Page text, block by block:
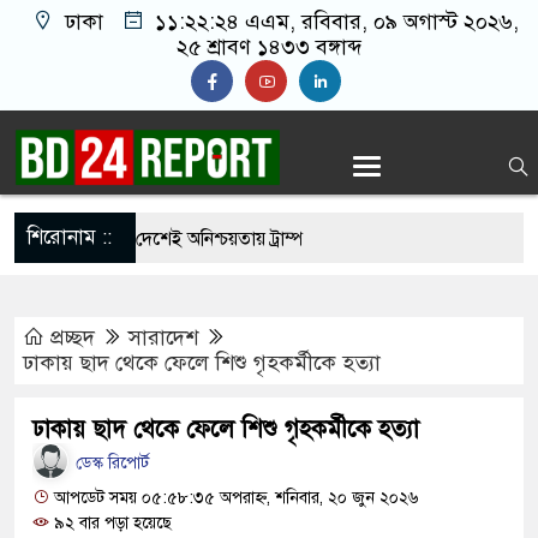
ঢাকা ১১:২২:২৫ এএম, রবিবার, ০৯ অগাস্ট ২০২৬,
২৫ শ্রাবণ ১৪৩৩ বঙ্গাব্দ
শিরোনাম ::
পড়ে নিজ দেশেই অনিশ্চয়তায় ট্রাম্প
দল হাসিনার ভাষায় কথা বলছে: মির্জা ফখরুল
পর অভিনয় ছেড়ে দিয়েছেন হাসান মাসুদ
সার্জনকে বদলি , দুই ঘণ্টায় সিদ্ধান্ত প্রত্যাহার
প্রচ্ছদ
সারাদেশ
ঢাকায় ছাদ থেকে ফেলে শিশু গৃহকর্মীকে হত্যা
ঢাকায় ছাদ থেকে ফেলে শিশু গৃহকর্মীকে হত্যা
ডেস্ক রিপোর্ট
আপডেট সময় ০৫:৫৮:৩৫ অপরাহ্ন, শনিবার, ২০ জুন ২০২৬
৯২ বার পড়া হয়েছে